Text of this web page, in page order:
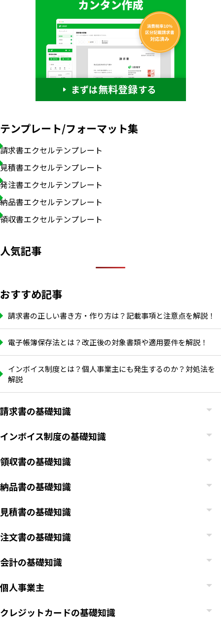
テンプレート/フォーマット集
請求書エクセルテンプレート
見積書エクセルテンプレート
発注書エクセルテンプレート
納品書エクセルテンプレート
領収書エクセルテンプレート
人気記事
おすすめ記事
請求書の正しい書き方・作り方は？記載事項と注意点を解説！
電子帳簿保存法とは？改正後の対象書類や適用要件を解説！
インボイス制度とは？個人事業主にも発生するのか？対処法を
解説
請求書の基礎知識
インボイス制度の基礎知識
領収書の基礎知識
納品書の基礎知識
見積書の基礎知識
注文書の基礎知識
会計の基礎知識
個人事業主
クレジットカードの基礎知識